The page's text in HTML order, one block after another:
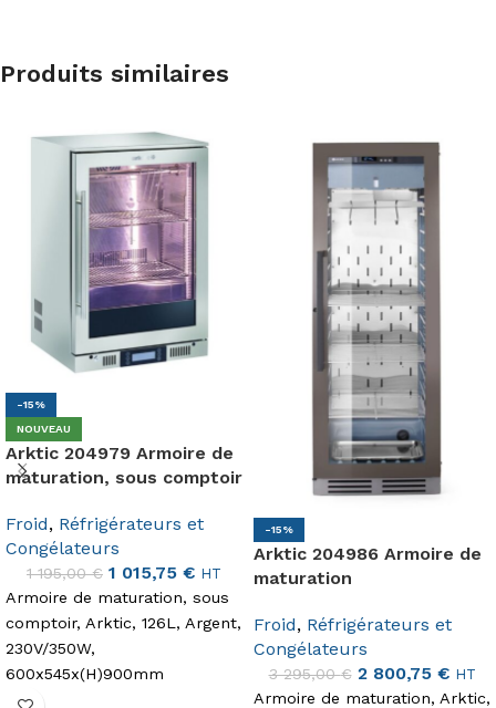
Produits similaires
-15%
NOUVEAU
Arktic 204979 Armoire de
maturation, sous comptoir
Froid, Réfrigérateurs et
Congélateurs
1 195,00€ 1 015,75 € HT
Armoire de maturation, sous
comptoir, Arktic, 126L, Argent,
230V/350W,
600x545x(H)900mm
-15%
Arktic 204986 Armoire de
maturation
Froid, Réfrigérateurs et
Congélateurs
3 295,00€ 2 800,75 € HT
Armoire de maturation, Arktic,